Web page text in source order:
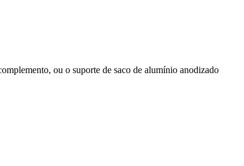
ou o suporte de saco de alumínio anodizado